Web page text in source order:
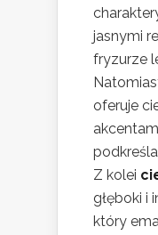
jasnymi
fryzurze
oferuje
Z kolei
głęboki i
który